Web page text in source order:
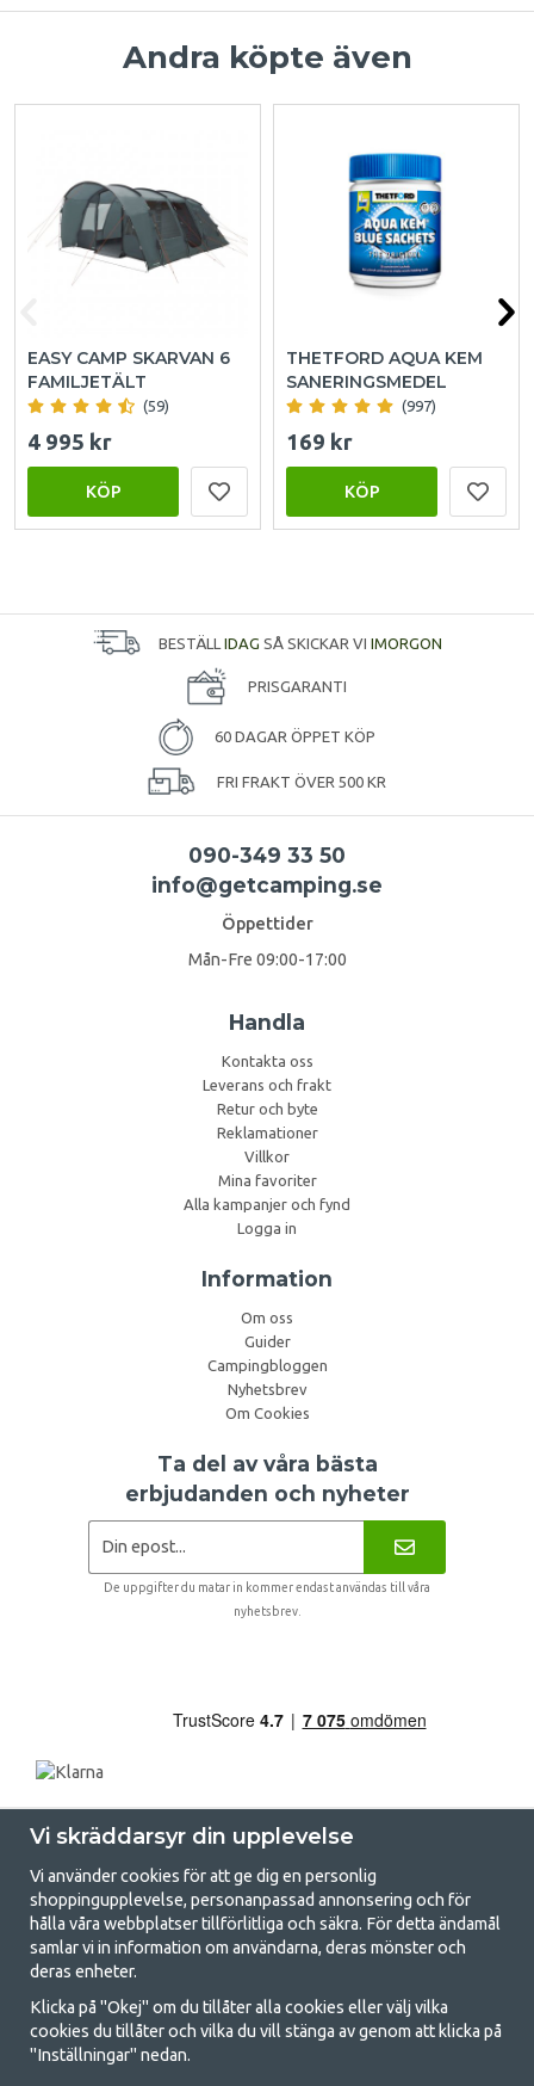
Andra köpte även
EASY CAMP SKARVAN 6
FAMILJETÄLT
(59)
4 995 kr
KÖP
THETFORD AQUA KEM
SANERINGSMEDEL
(997)
169 kr
KÖP
BESTÄLL IDAG SÅ SKICKAR VI IMORGON
PRISGARANTI
60 DAGAR ÖPPET KÖP
FRI FRAKT ÖVER 500 KR
090-349 33 50
info@getcamping.se
Öppettider
Mån-Fre 09:00-17:00
Handla
Kontakta oss
Leverans och frakt
Retur och byte
Reklamationer
Villkor
Mina favoriter
Alla kampanjer och fynd
Logga in
Information
Om oss
Guider
Campingbloggen
Nyhetsbrev
Om Cookies
Ta del av våra bästa
erbjudanden och nyheter
De uppgifter du matar in kommer endast användas till våra
nyhetsbrev.
GetCamping.se - Din butik för camping
och uteliv
Att campa kan antingen vara en livsstil eller ett sätt att samla familjen
för ett gemensamt äventyr. Oavsett vilken kategori du tillhör hittar du
Vi skräddarsyr din upplevelse
Vi använder cookies för att ge dig en personlig
shoppingupplevelse, personanpassad annonsering och för
hålla våra webbplatser tillförlitliga och säkra. För detta ändamål
samlar vi in information om användarna, deras mönster och
deras enheter.
Klicka på "Okej" om du tillåter alla cookies eller välj vilka
cookies du tillåter och vilka du vill stänga av genom att klicka på
"Inställningar" nedan.